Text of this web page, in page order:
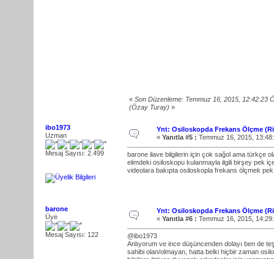
« Son Düzenleme: Temmuz 16, 2015, 12:42:23
(Özay Turay) »
ibo1973
Uzman
Mesaj Sayısı: 2.499
Ynt: Osiloskopda Frekans Ölçme
« Yanıtla #5 : Temmuz 16, 2015,
barone ilave bilgilerin için çok sağol ama türkçe
elimdeki osiloskopu kulanmayla ilgili birşey pek
videolara bakıpta osiloskopla frekans ölçmek
barone
Üye
Mesaj Sayısı: 122
Ynt: Osiloskopda Frekans Ölçme
« Yanıtla #6 : Temmuz 16, 2015,
@ibo1973
Anlıyorum ve ince düşüncenden dolayı ben de
sahibi olan/olmayan, hatta belki hiçbir zaman